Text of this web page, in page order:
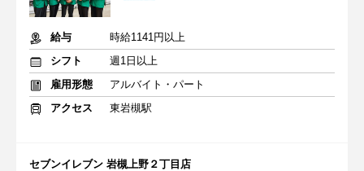
給与
時給1141円以上
シフト
週1日以上
雇用形態
アルバイト・パート
アクセス
東岩槻駅
セブンイレブン 岩槻上野２丁目店